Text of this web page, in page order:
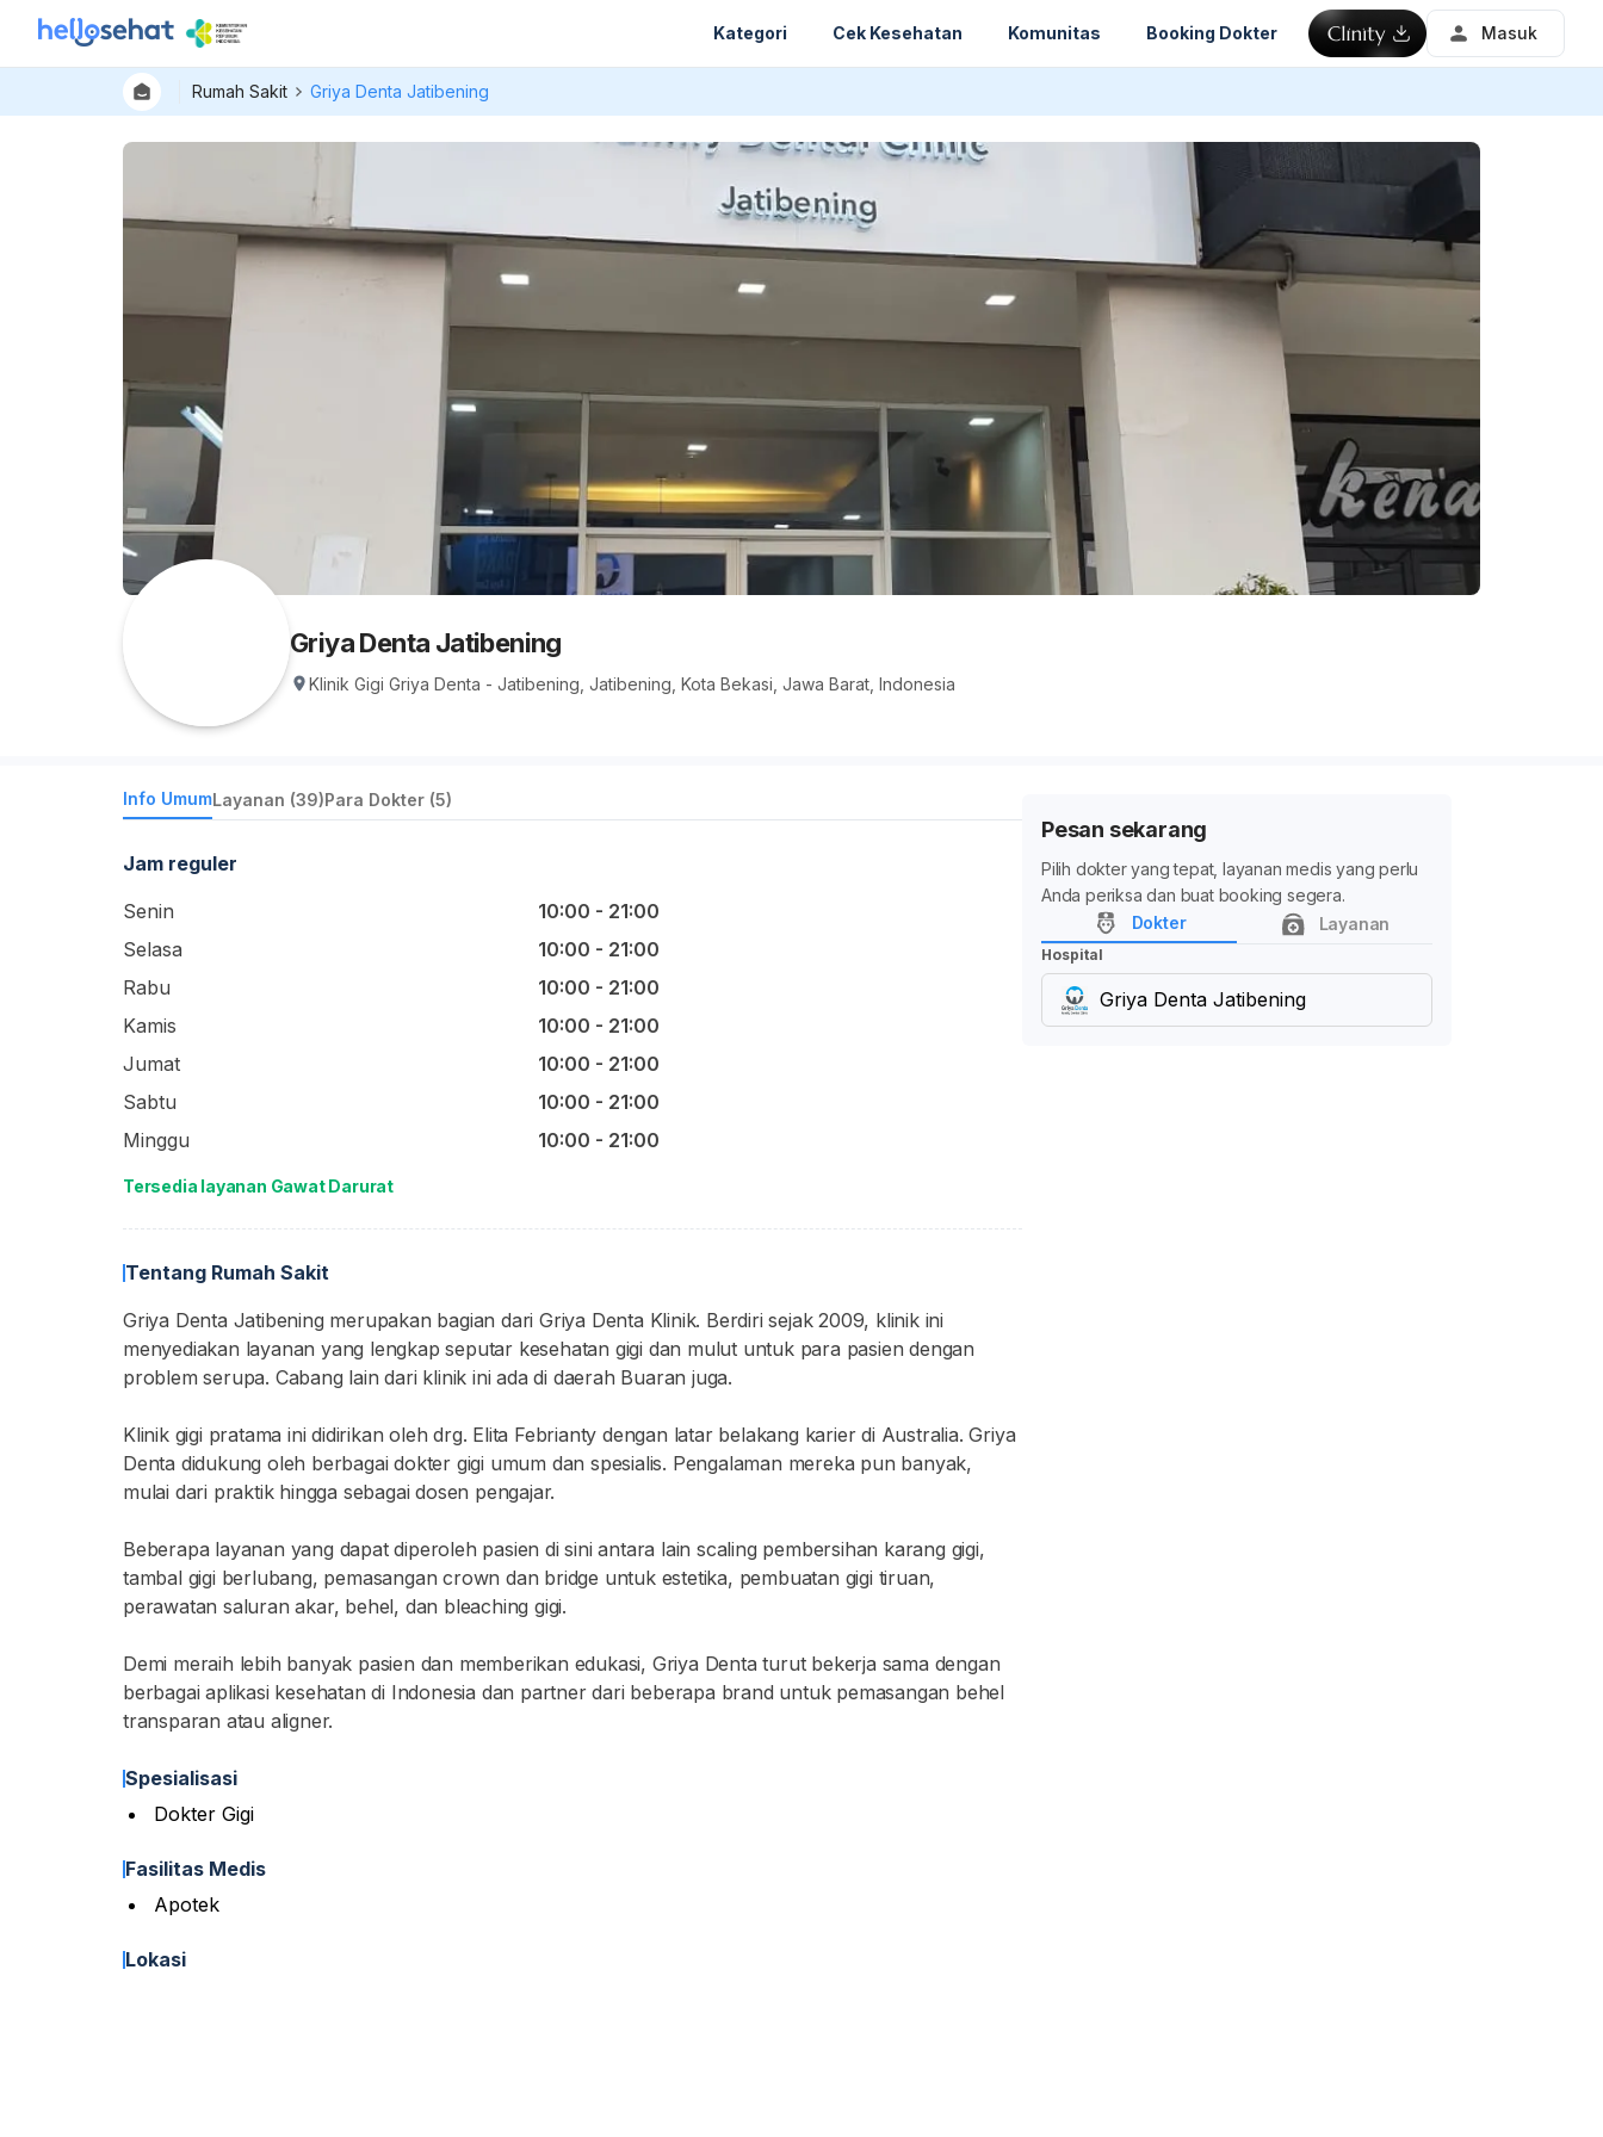
Kategori Cek Kesehatan Komunitas Booking Dokter Masuk
Rumah Sakit Griya Denta Jatibening
Griya Denta Jatibening
Klinik Gigi Griya Denta - Jatibening, Jatibening, Kota Bekasi, Jawa Barat, Indonesia
Info UmumLayanan (39)Para Dokter (5)
Jam reguler
Senin
10:00 - 21:00
Selasa
10:00 - 21:00
Rabu
10:00 - 21:00
Kamis
10:00 - 21:00
Jumat
10:00 - 21:00
Sabtu
10:00 - 21:00
Minggu
10:00 - 21:00
Tersedia layanan Gawat Darurat
Tentang Rumah Sakit
Griya Denta Jatibening merupakan bagian dari Griya Denta Klinik. Berdiri sejak 2009, klinik ini
menyediakan layanan yang lengkap seputar kesehatan gigi dan mulut untuk para pasien dengan
problem serupa. Cabang lain dari klinik ini ada di daerah Buaran juga.
Klinik gigi pratama ini didirikan oleh drg. Elita Febrianty dengan latar belakang karier di Australia. Griya
Denta didukung oleh berbagai dokter gigi umum dan spesialis. Pengalaman mereka pun banyak,
mulai dari praktik hingga sebagai dosen pengajar.
Beberapa layanan yang dapat diperoleh pasien di sini antara lain scaling pembersihan karang gigi,
tambal gigi berlubang, pemasangan crown dan bridge untuk estetika, pembuatan gigi tiruan,
perawatan saluran akar, behel, dan bleaching gigi.
Demi meraih lebih banyak pasien dan memberikan edukasi, Griya Denta turut bekerja sama dengan
berbagai aplikasi kesehatan di Indonesia dan partner dari beberapa brand untuk pemasangan behel
transparan atau aligner.
Spesialisasi
Dokter Gigi
Fasilitas Medis
Apotek
Lokasi
Pesan sekarang
Pilih dokter yang tepat, layanan medis yang perlu
Anda periksa dan buat booking segera.
Dokter
Layanan
Hospital